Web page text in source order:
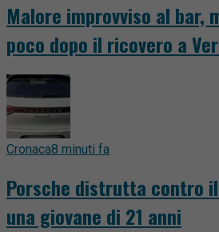
Malore improvviso al bar,
poco dopo il ricovero a
Cronaca8 minuti fa
Porsche distrutta contro
una giovane di 21 anni